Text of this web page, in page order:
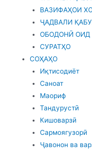
ВАЗИФАҲОИ
ҶАДВАЛИ
ОБОДОНӢ ОИД
СУРАТҲО
СОҲАҲО
Иқтисодиёт
Саноат
Маориф
Тандурустӣ
Кишоварзӣ
Сармоягузорӣ
Ҷавонон ва